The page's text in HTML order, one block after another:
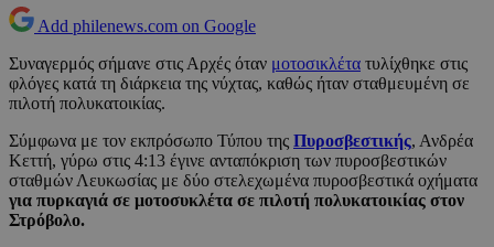
Add philenews.com on Google
Συναγερμός σήμανε στις Αρχές όταν μοτοσικλέτα τυλίχθηκε στις
φλόγες κατά τη διάρκεια της νύχτας, καθώς ήταν σταθμευμένη σε
πιλοτή πολυκατοικίας.
Σύμφωνα με τον εκπρόσωπο Τύπου της Πυροσβεστικής, Ανδρέα
Κεττή, γύρω στις 4:13 έγινε ανταπόκριση των πυροσβεστικών
σταθμών Λευκωσίας με δύο στελεχωμένα πυροσβεστικά οχήματα
για πυρκαγιά σε μοτοσυκλέτα σε πιλοτή πολυκατοικίας στον
Στρόβολο.